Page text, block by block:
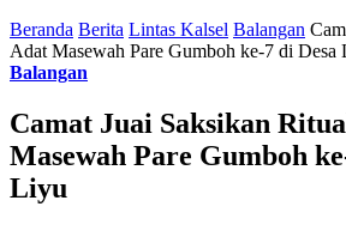
Beranda Berita Lintas Kalsel Balangan
Adat Masewah Pare Gumboh ke-7 di Desa
Balangan
Camat Juai Saksikan
Masewah Pare Gumboh
Liyu